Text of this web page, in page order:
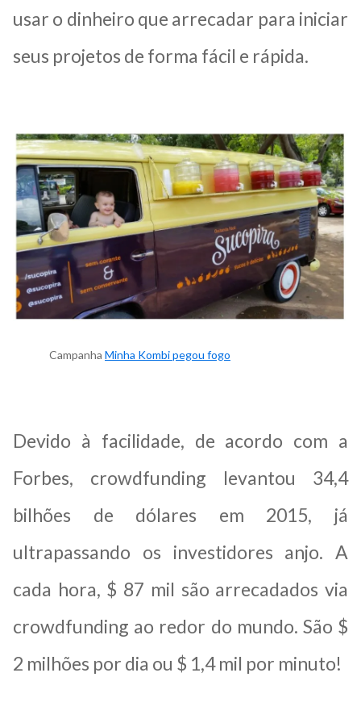
usar o dinheiro que arrecadar para iniciar
seus projetos de forma fácil e rápida.
Campanha Minha Kombi pegou fogo
Devido à facilidade, de acordo com a
Forbes, crowdfunding levantou 34,4
bilhões de dólares em 2015, já
ultrapassando os investidores anjo. A
cada hora, $ 87 mil são arrecadados via
crowdfunding ao redor do mundo. São $
2 milhões por dia ou $ 1,4 mil por minuto!